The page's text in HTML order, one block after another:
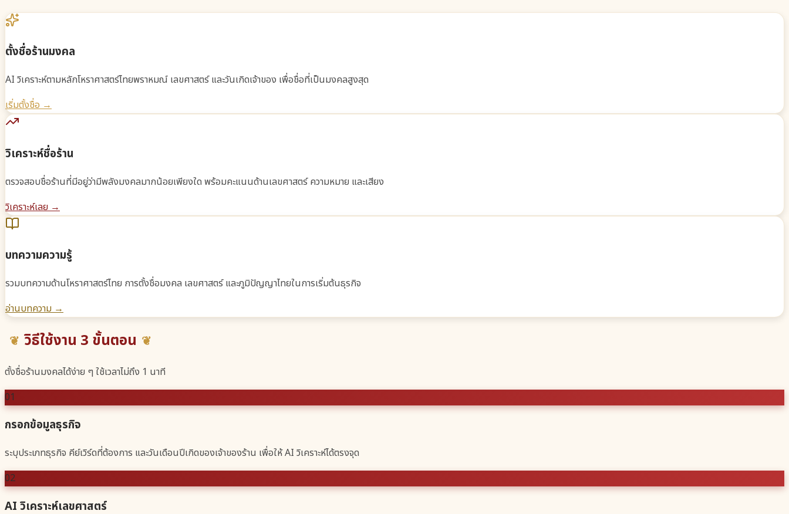
ตั้งชื่อร้านมงคล
AI วิเคราะห์ตามหลักโหราศาสตร์ไทยพราหมณ์ เลขศาสตร์ และวันเกิดเจ้าของ เพื่อชื่อที่เป็นมงคลสูงสุด
เริ่มตั้งชื่อ →
วิเคราะห์ชื่อร้าน
ตรวจสอบชื่อร้านที่มีอยู่ว่ามีพลังมงคลมากน้อยเพียงใด พร้อมคะแนนด้านเลขศาสตร์ ความหมาย และเสียง
วิเคราะห์เลย →
บทความความรู้
รวมบทความด้านโหราศาสตร์ไทย การตั้งชื่อมงคล เลขศาสตร์ และภูมิปัญญาไทยในการเริ่มต้นธุรกิจ
อ่านบทความ →
วิธีใช้งาน 3 ขั้นตอน
ตั้งชื่อร้านมงคลได้ง่าย ๆ ใช้เวลาไม่ถึง 1 นาที
01
กรอกข้อมูลธุรกิจ
ระบุประเภทธุรกิจ คีย์เวิร์ดที่ต้องการ และวันเดือนปีเกิดของเจ้าของร้าน เพื่อให้ AI วิเคราะห์ได้ตรงจุด
02
AI วิเคราะห์เลขศาสตร์